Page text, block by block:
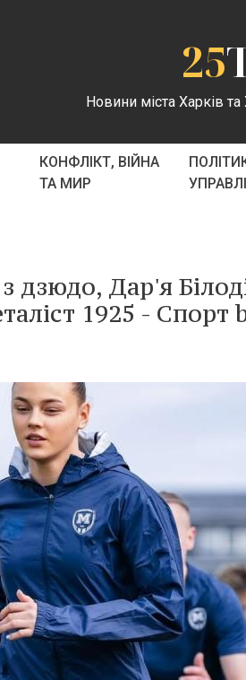
25
Новини міста Харків та
КОНФЛІКТ, ВІЙНА
ТА МИР
дзюдо, Дар'я
1925 - Спорт